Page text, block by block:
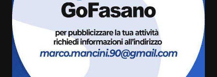
6 Agosto 2026 18:13
Carta d’identità: continua il piano
di aperture straordinarie del
Comune di Fasano
6 Agosto 2026 14:16